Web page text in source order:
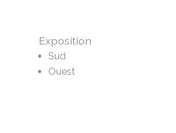
Exposition
Sud
Ouest